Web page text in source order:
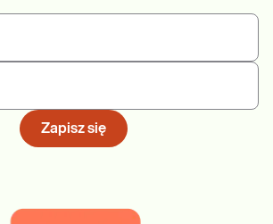
Zapisz się